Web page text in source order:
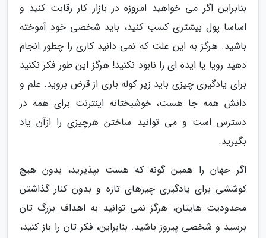
بنابراین اگر می خواهید امروزه در بازار کار رقابت کنید و
اساسا پول بیشتری کسب کنید، باید شخصی خود آموخته
باشید. هرگز به این علت که نمی دانید کاری را چطور انجام
دهید رویا یا ایده ای را نابود نکنید! هرگز این طور فکر نکنید
برای یادگیری چیزی باید زیر کوله باری از قرض بروید. علم و
دانش همه جا هست، خوشبختانه اینترنت برای همه در
دسترس است و می توانید ساختن هرچیزی را ازآن یاد
بگیرید.
اگر جهان را همین گونه که هست بپذیرید، بدون هیچ
کوششی برای یادگیری چیزهای تازه و بدون کنار گذاشتن
محدودیت هایتان، هرگز نمی توانید به اهداف بزرگ تان
برسید و شخصی پیروز باشید. بنابراین، فکر تان را باز کنید،